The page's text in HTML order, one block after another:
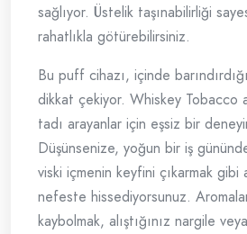
sağlıyor. Üstelik taşınabilirliği
rahatlıkla götürebilirsiniz.
Bu puff cihazı, içinde
dikkat çekiyor. Whiskey Tobacco
tadı arayanlar için eşsiz bir
Düşünsenize, yoğun bir iş
viski içmenin keyfini çıkarmak gibi
nefeste hissediyorsunuz.
kaybolmak, alıştığınız nargile